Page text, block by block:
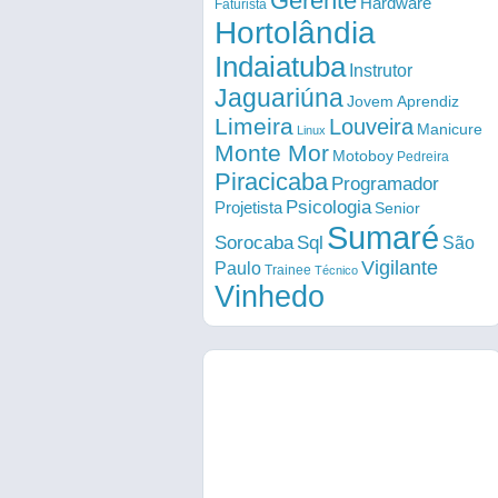
Faturista
Hortolândia
Indaiatuba Instrutor
Jaguariúna Jovem Aprendiz
Limeira Linux Louveira Manicure
Monte Mor Motoboy Pedreira
Piracicaba Programador
Projetista PsicologiaSenior
Sorocaba Sql Sumaré São
Paulo Trainee Técnico Vigilante
Vinhedo